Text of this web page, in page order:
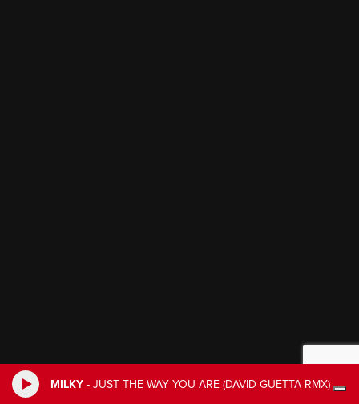
MILKY - JUST THE WAY YOU ARE (DAVID GUETTA RMX)